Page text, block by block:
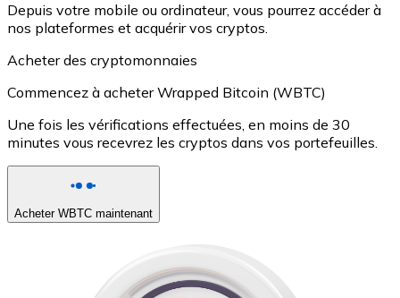
Depuis votre mobile ou ordinateur, vous pourrez accéder à
nos plateformes et acquérir vos cryptos.
Acheter des cryptomonnaies
Commencez à acheter Wrapped Bitcoin (WBTC)
Une fois les vérifications effectuées, en moins de 30
minutes vous recevrez les cryptos dans vos portefeuilles.
Acheter WBTC maintenant